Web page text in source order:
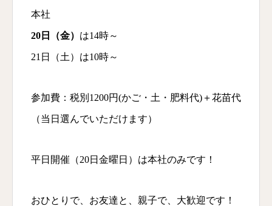
本社
20日（金） は14時～
21日（土）は10時～
参加費：税別1200円(かご・土・肥料代)＋花苗代
（当日選んでいただけます）
平日開催（20日金曜日）は本社のみです！
おひとりで、お友達と、親子で、大歓迎です！